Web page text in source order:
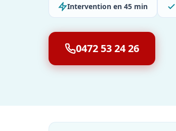
Intervention en 45 min
0472 53 24 26